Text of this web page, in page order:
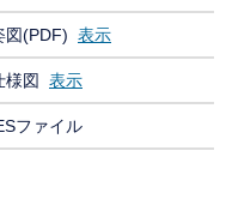
図(PDF)
様図
ファイル